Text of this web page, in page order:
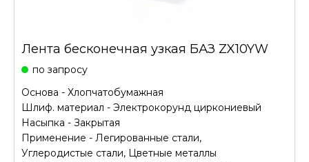
Лента бесконечная узкая БАЗ ZX10YW
по запросу
Основа - Хлопчатобумажная
Шлиф. материал - Электрокорунд циркониевый
Насыпка - Закрытая
Применение - Легированные стали,
Углеродистые стали, Цветные металлы